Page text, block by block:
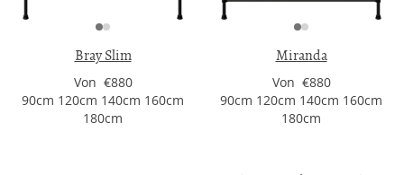
Bray Slim
Von €880
90cm 120cm 140cm 160cm
180cm
Miranda
Von €880
90cm 120cm 140cm 160cm
180cm